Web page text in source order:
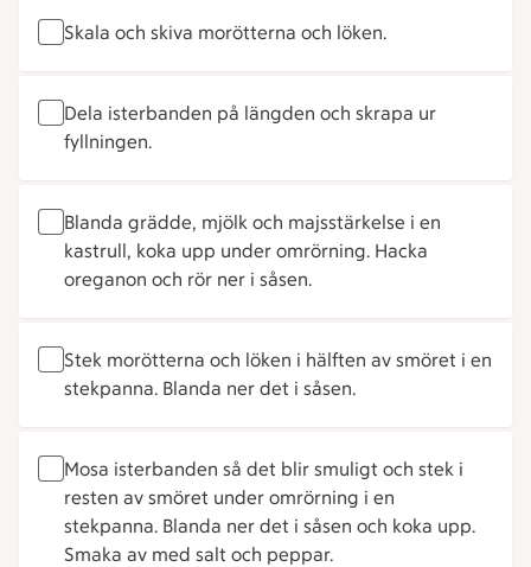
Skala och skiva morötterna och löken.
Dela isterbanden på längden och skrapa ur
fyllningen.
Blanda grädde, mjölk och majsstärkelse i en
kastrull, koka upp under omrörning. Hacka
oreganon och rör ner i såsen.
Stek morötterna och löken i hälften av smöret i en
stekpanna. Blanda ner det i såsen.
Mosa isterbanden så det blir smuligt och stek i
resten av smöret under omrörning i en
stekpanna. Blanda ner det i såsen och koka upp.
Smaka av med salt och peppar.